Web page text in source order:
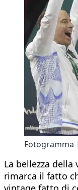
Fotogramma
La bellezza
rimarca il fatto